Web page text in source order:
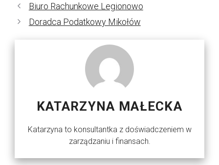
Biuro Rachunkowe Legionowo
Doradca Podatkowy Mikołów
KATARZYNA MAŁECKA
Katarzyna to konsultantka z doświadczeniem w
zarządzaniu i finansach.